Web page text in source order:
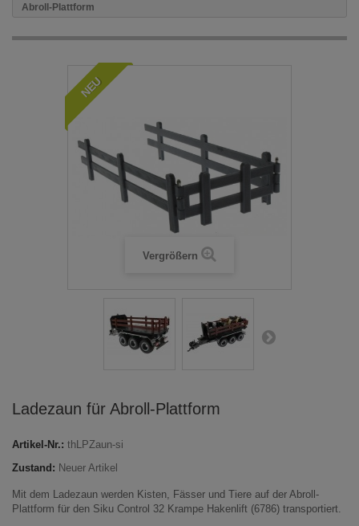
Abroll-Plattform
NEU
Vergrößern
Ladezaun für Abroll-Plattform
Artikel-Nr.: thLPZaun-si
Zustand: Neuer Artikel
Mit dem Ladezaun werden Kisten, Fässer und Tiere auf der Abroll-
Plattform für den Siku Control 32 Krampe Hakenlift (6786) transportiert.